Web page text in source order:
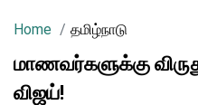
Home தமிழ்நாடு
மாணவர்களுக்கு
விஜய்!